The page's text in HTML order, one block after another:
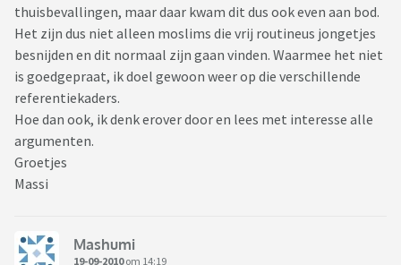
thuisbevallingen, maar daar kwam dit dus ook even aan bod.
Het zijn dus niet alleen moslims die vrij routineus jongetjes
besnijden en dit normaal zijn gaan vinden. Waarmee het niet
is goedgepraat, ik doel gewoon weer op die verschillende
referentiekaders.
Hoe dan ook, ik denk erover door en lees met interesse alle
argumenten.
Groetjes
Massi
Mashumi
19-09-2010om 14:19